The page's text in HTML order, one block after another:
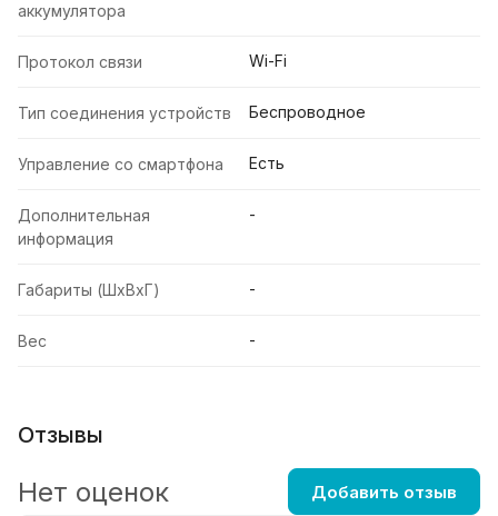
аккумулятора
Протокол связи Wi-Fi
Тип соединения устройств Беспроводное
Управление со смартфона Есть
Дополнительная
информация
-
Габариты (ШхВхГ) -
Вес -
Отзывы
Нет оценок Добавить отзыв